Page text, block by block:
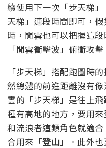
續使用下一次「步天梯
天梯」連段時間即可，
時，閒雲也可以把握這
「閒雲衝擊波」俯衝攻擊
「步天梯」搭配跑圖時
然總體的前進距離沒有
雲的「步天梯」是往上
種有高地的地方，要用
和流浪者這類角色就適合
合用來「登山 」。 此外